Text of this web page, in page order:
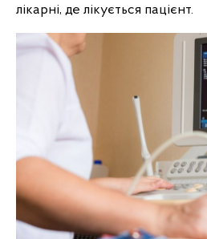
лікарні, де лікується пацієнт.